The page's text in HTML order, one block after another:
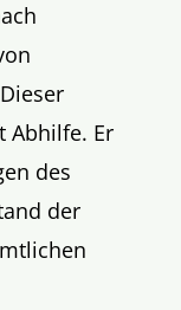
Abhilfe. Er
des
der